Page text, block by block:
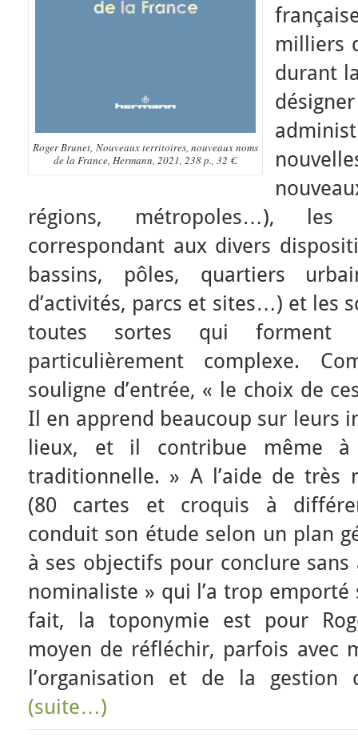
Roger Brunet, Nouveaux territoires, nouveaux noms
de la France, Hermann, 2021, 238 p., 32 €.
milliers
durant
régions, métropoles…), les
correspondant aux divers
bassins, pôles, quartiers
d’activités, parcs et sites…) et les
toutes sortes qui forment
particulièrement complexe.
souligne d’entrée, « le choix de
Il en apprend beaucoup sur leurs
lieux, et il contribue même
traditionnelle. » A l’aide de très
(80 cartes et croquis à
conduit son étude selon un plan
à ses objectifs pour conclure
nominaliste » qui l’a trop emporté
fait, la toponymie est pour
moyen de réfléchir, parfois avec
l’organisation et de la gestion
(suite…)